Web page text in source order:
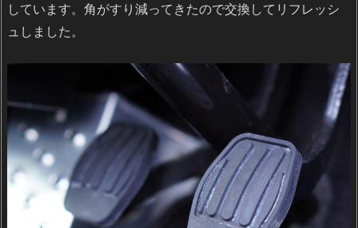
しています。角がすり減ってきたので交換してリフレッシ
ュしました。